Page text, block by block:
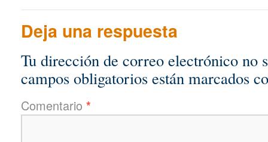
Deja una respuesta
Tu dirección de correo electrónico no
campos obligatorios están marcados
Comentario *